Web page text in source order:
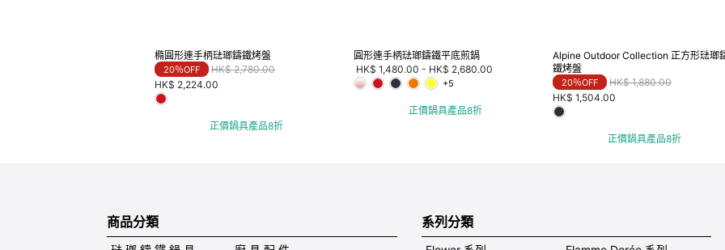
橢圓形連手柄琺瑯鑄鐵烤盤
20％OFF Price reduced from
HK$ 2,780.00to
HK$ 2,224.00
正價鍋具產品8折
圓形連手柄琺瑯鑄鐵平底煎鍋
HK$ 1,480.00 - HK$ 2,680.00
+5
正價鍋具產品8折
Alpine Outdoor Collection 正方形琺瑯
鐵烤盤
20％OFF Price reduced from
HK$ 1,880.00to
HK$ 1,504.00
正價鍋具產品8折
商品分類 系列分類